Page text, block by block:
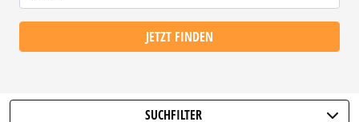
JETZT FINDEN
SUCHFILTER